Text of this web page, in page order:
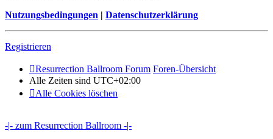
Nutzungsbedingungen | Datenschutzerklärung
Registrieren
Resurrection Ballroom Forum Foren-Übersicht
Alle Zeiten sind UTC+02:00
Alle Cookies löschen
-|- zum Resurrection Ballroom -|-